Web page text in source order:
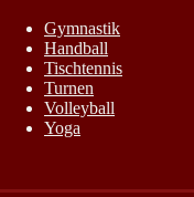
Gymnastik
Handball
Tischtennis
Turnen
Volleyball
Yoga